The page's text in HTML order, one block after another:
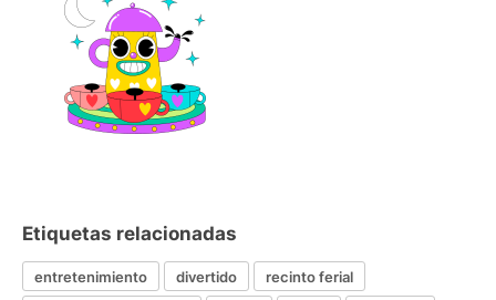
Etiquetas relacionadas
entretenimiento divertido
recinto ferial